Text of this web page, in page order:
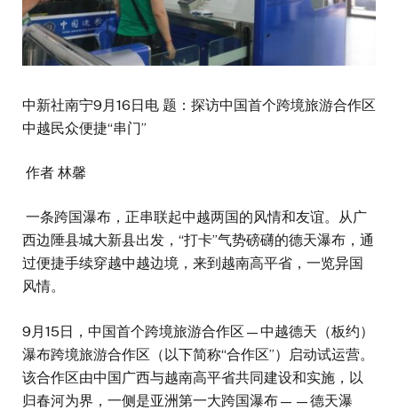
中新社南宁9月16日电 题：探访中国首个跨境旅游合作区
中越民众便捷“串门”
作者 林馨
一条跨国瀑布，正串联起中越两国的风情和友谊。从广
西边陲县城大新县出发，“打卡”气势磅礴的德天瀑布，通
过便捷手续穿越中越边境，来到越南高平省，一览异国
风情。
9月15日，中国首个跨境旅游合作区—中越德天（板约）
瀑布跨境旅游合作区（以下简称“合作区”）启动试运营。
该合作区由中国广西与越南高平省共同建设和实施，以
归春河为界，一侧是亚洲第一大跨国瀑布——德天瀑